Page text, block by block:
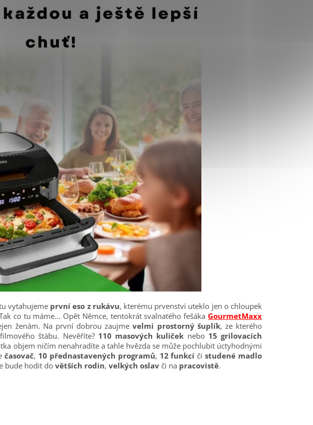
vytahujeme první eso z rukávu, kterému prvenství uteklo jen o chloupek
co tu máme... Opět Němce, tentokrát svalnatého fešáka GourmetMaxx
ženám. Na první dobrou zaujmevelmi prostorný šuplík, ze kterého
štábu. Nevěříte? 110 masových kuliček nebo 15 grilovacích
objem ničím nenahradíte a tahle hvězda se může pochlubit úctyhodnými
časovač, 10 přednastavených programů, 12 funkcí čistudené madlo
bude hodit do větších rodin, velkých oslav či na pracovistě.